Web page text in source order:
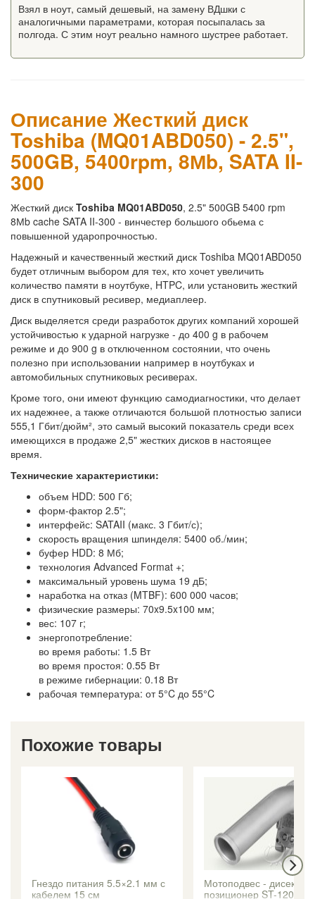
Взял в ноут, самый дешевый, на замену ВДшки с
аналогичными параметрами, которая посыпалась за
полгода. С этим ноут реально намного шустрее работает.
Описание Жесткий диск
Toshiba (MQ01ABD050) - 2.5",
500GB, 5400rpm, 8Мb, SATA II-
300
Жесткий диск Toshiba MQ01ABD050, 2.5" 500GB 5400 rpm
8Мb cache SATA II-300 - винчестер большого обьема с
повышенной ударопрочностью.
Надежный и качественный жесткий диск Toshiba MQ01ABD050
будет отличным выбором для тех, кто хочет увеличить
количество памяти в ноутбуке, HTPC, или установить жесткий
диск в спутниковый ресивер, медиаплеер.
Диск выделяется среди разработок других компаний хорошей
устойчивостью к ударной нагрузке - до 400 g в рабочем
режиме и до 900 g в отключенном состоянии, что очень
полезно при использовании например в ноутбуках и
автомобильных спутниковых ресиверах.
Кроме того, они имеют функцию самодиагностики, что делает
их надежнее, а также отличаются большой плотностью записи
555,1 Гбит/дюйм², это самый высокий показатель среди всех
имеющихся в продаже 2,5" жестких дисков в настоящее
время.
Технические характеристики:
объем HDD: 500 Гб;
форм-фактор 2.5";
интерфейс: SATAII (макс. 3 Гбит/с);
скорость вращения шпинделя: 5400 об./мин;
буфер HDD: 8 Мб;
технология Advanced Format +;
максимальный уровень шума 19 дБ;
наработка на отказ (MTBF): 600 000 часов;
физические размеры: 70x9.5x100 мм;
вес: 107 г;
энергопотребление:
во время работы: 1.5 Вт
во время простоя: 0.55 Вт
в режиме гибернации: 0.18 Вт
рабочая температура: от 5°C до 55°C
Похожие товары
Гнездо питания 5.5×2.1 мм с
кабелем 15 см
Мотоподвес - дисек–
позиционер ST-120+